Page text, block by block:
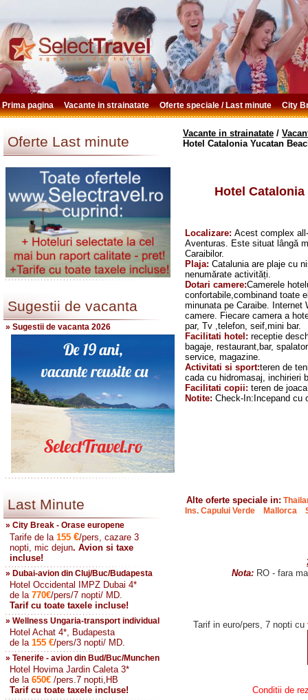
Prima pagina Vacante in strainatate Oferte speciale / Last minute City
Oferte Last minute
Sugestii de vacanta
» Sugestii de vacanta 2026
Last Minute
» City Break - Orase europene
Tarife de la 155 €/pers, cazare 3
nopti, mic dejun. Avion si taxe
incluse!
» Dubai-avion din Cluj/Buc/Budapesta
Hotel Occidental IMPZ Dubai 4*
de la 770€/pers/7 nopti/ MD.
Tarif cu toate taxele incluse!
» Wellness Ungaria-transport individual
Hotel Achat 4*, Budapesta
de la 155 €/pers/3 nopti/ MD.
» Tenerife - avion din Bud/Buc/Munchen
Hotel Hovima Jardin Caleta 3*
de la 650€ /pers.7 nopti,HB
Tarif cu toate taxele incluse!
Vacante in strainatate /
Hotel Catalonia Yucatan
Hotel
Localizare: Acest complex
Aventuras. Este situat lângă
Caraibilor.
Plaja: Catalunia are plaje cu
nenumărate activități.
Dotari camere:Camerele
confortabile,combinand toate
minunata pe Caraibe.
camere. Fiecare camera a
par, Tv ,telefon, seif,mini bar.
Facilitati hotel: receptie
bagaje, restaurant,bar,
service, magazine.
Activitati si sport:teren de
cada cu hidromasaj, inchirieri
Facilitati copii: teren de
Notite: Check-In:Incepand cu
Alte oferte speciale in:
Ins. Capului Verde
Mallorca
Nota:RO - fara
Tarif in euro/pers, 7 nopti cu
Conditii de